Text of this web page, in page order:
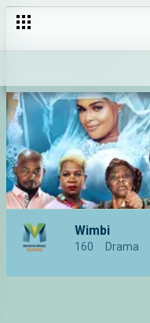
Wimbi
160 Drama